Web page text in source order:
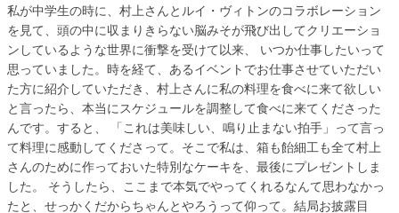
私が中学生の時に、村上さんとルイ・ヴィトンのコラボレーション
を見て、頭の中に収まりきらない脳みそが飛び出してクリエーショ
ンしているような世界に衝撃を受けて以来、 いつか仕事したいって
思っていました。時を経て、あるイベントでお仕事させていただい
た方に紹介していただき、村上さんに私の料理を食べに来て欲しい
と言ったら、本当にスケジュールを調整して食べに来てくださった
んです。すると、 「これは美味しい、鳴り止まない拍手」って言っ
て料理に感動してくださって。そこで私は、箱も飴細工も全て村上
さんのために作っておいた特別なケーキを、最後にプレゼントしま
した。 そうしたら、ここまで本気でやってくれるなんて思わなかっ
たと、せっかくだからちゃんとやろうって仰って。結局お披露目